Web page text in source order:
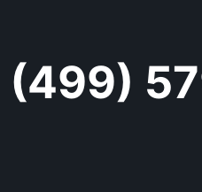
(499)